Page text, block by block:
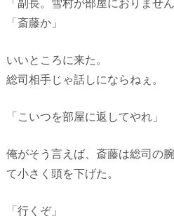
「副長。雪村が部屋におりません
「斎藤か」
いいところに来た。
総司相手じゃ話しにならねぇ。
「こいつを部屋に返してやれ」
俺がそう言えば、斎藤は総司の
て小さく頭を下げた。
「行くぞ」